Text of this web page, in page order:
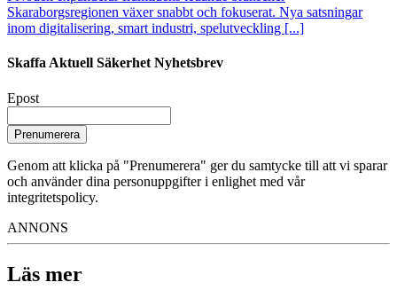
Skaraborgsregionen växer snabbt och fokuserat. Nya satsningar
inom digitalisering, smart industri, spelutveckling [...]
Skaffa Aktuell Säkerhet Nyhetsbrev
Epost
Prenumerera
Genom att klicka på "Prenumerera" ger du samtycke till att vi sparar
och använder dina personuppgifter i enlighet med vår
integritetspolicy.
ANNONS
Läs mer